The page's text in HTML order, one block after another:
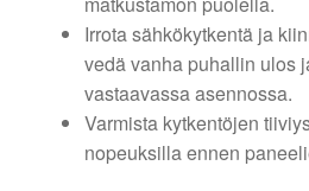
Irrota sähkökytkentä ja
vedä vanha puhallin ulos
vastaavassa asennossa.
Varmista kytkentöjen
nopeuksilla ennen